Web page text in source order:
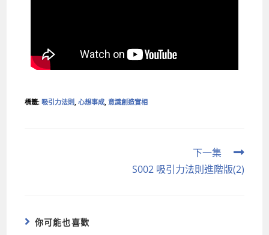
標籤:吸引力法則, 心想事成, 意識創造實相
下一集
S002 吸引力法則進階版(2)
你可能也喜歡